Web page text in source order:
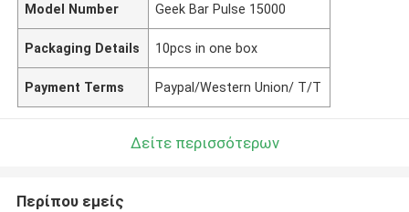
Model Number Geek Bar Pulse 15000
Packaging Details 10pcs in one box
Payment Terms Paypal/Western Union/ T/T
Δείτε περισσότερων
Περίπου εμείς